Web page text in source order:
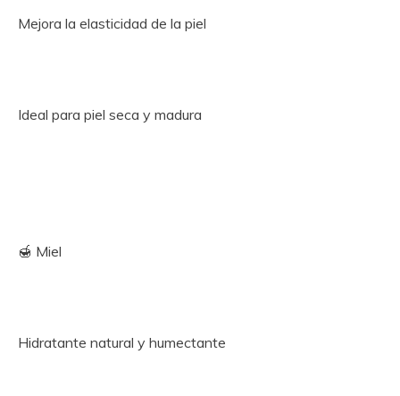
Mejora la elasticidad de la piel
Ideal para piel seca y madura
🍯 Miel
Hidratante natural y humectante